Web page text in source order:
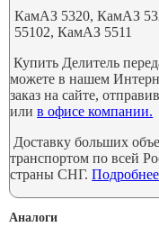
КамАЗ 5320, КамАЗ
55102, КамАЗ 5511
Купить Делитель
можете в нашем
заказ на сайте,
илив офисе компании.
Доставку больших
транспортом по всей
страны СНГ.
Аналоги